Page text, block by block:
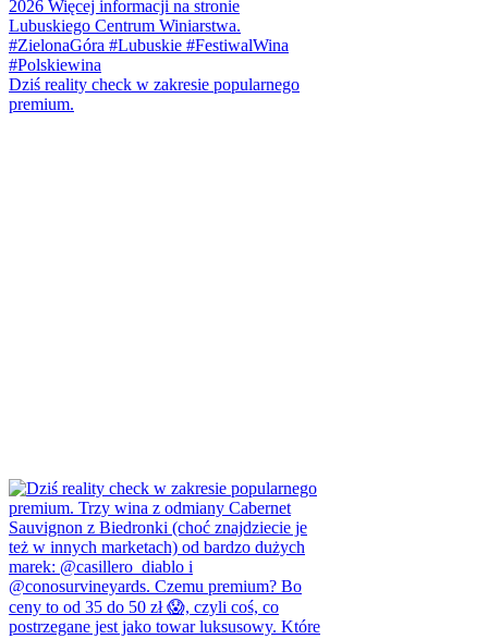
Dziś reality check w zakresie popularnego
premium.